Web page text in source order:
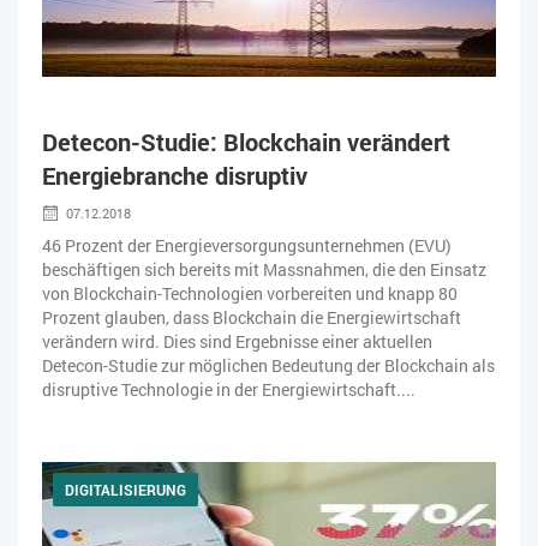
Detecon-Studie: Blockchain verändert
Energiebranche disruptiv
07.12.2018
46 Prozent der Energieversorgungsunternehmen (EVU)
beschäftigen sich bereits mit Massnahmen, die den Einsatz
von Blockchain-Technologien vorbereiten und knapp 80
Prozent glauben, dass Blockchain die Energiewirtschaft
verändern wird. Dies sind Ergebnisse einer aktuellen
Detecon-Studie zur möglichen Bedeutung der Blockchain als
disruptive Technologie in der Energiewirtschaft....
DIGITALISIERUNG